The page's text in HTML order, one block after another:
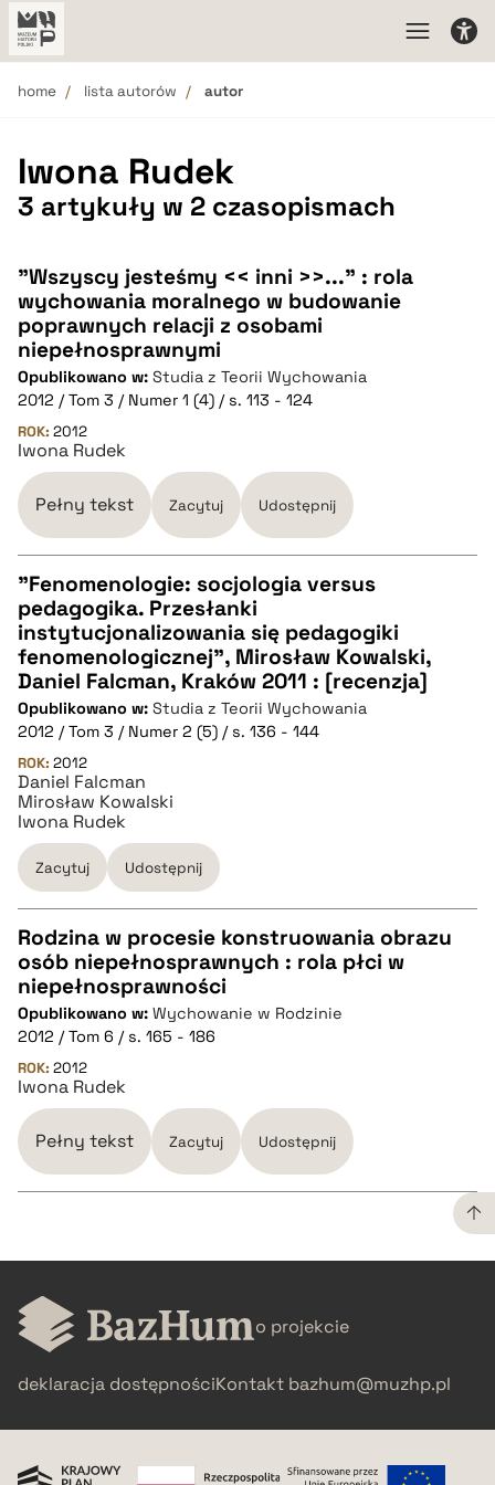
home lista autorów autor
Iwona Rudek
3 artykuły w 2 czasopismach
"Wszyscy jesteśmy << inni >>..." : rola
wychowania moralnego w budowanie
poprawnych relacji z osobami
niepełnosprawnymi
Opublikowano w: Studia z Teorii Wychowania
2012 / Tom 3 / Numer 1 (4) / s. 113 - 124
ROK: 2012
Iwona Rudek
Pełny tekst Zacytuj Udostępnij
CZYSTY TEKST
pobierz cytat
BIBTEX
pobierz cytat
"Fenomenologie: socjologia versus
pedagogika. Przesłanki
instytucjonalizowania się pedagogiki
fenomenologicznej", Mirosław Kowalski,
Daniel Falcman, Kraków 2011 : [recenzja]
Opublikowano w: Studia z Teorii Wychowania
2012 / Tom 3 / Numer 2 (5) / s. 136 - 144
ROK: 2012
Daniel Falcman
Mirosław Kowalski
Iwona Rudek
Zacytuj Udostępnij
CZYSTY TEKST
pobierz cytat
BIBTEX
pobierz cytat
Rodzina w procesie konstruowania obrazu
osób niepełnosprawnych : rola płci w
niepełnosprawności
Opublikowano w: Wychowanie w Rodzinie
2012 / Tom 6 / s. 165 - 186
ROK: 2012
Iwona Rudek
Pełny tekst Zacytuj Udostępnij
CZYSTY TEKST
pobierz cytat
BIBTEX
o projekcie
deklaracja dostępnościKontakt bazhum@muzhp.pl